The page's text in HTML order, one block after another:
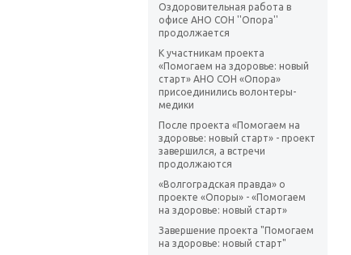
Оздоровительная работа в
офисе АНО СОН ''Опора''
продолжается
К участникам проекта
«Помогаем на здоровье: новый
старт» АНО СОН «Опора»
присоединились волонтеры-
медики
После проекта «Помогаем на
здоровье: новый старт» - проект
завершился, а встречи
продолжаются
«Волгоградская правда» о
проекте «Опоры» - «Помогаем
на здоровье: новый старт»
Завершение проекта "Помогаем
на здоровье: новый старт"